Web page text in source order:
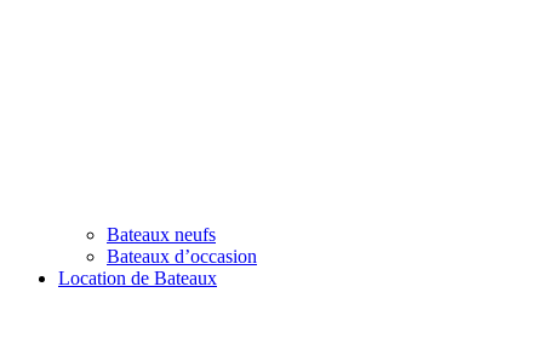
Bateaux neufs
Bateaux d’occasion
Location de Bateaux